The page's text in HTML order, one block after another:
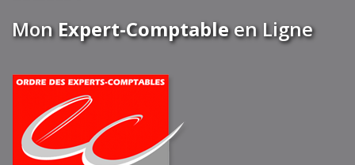
MonExpert-Comptableen Ligne